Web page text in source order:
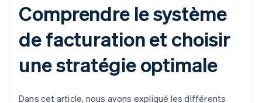
Comprendre le système
de facturation et choisir
une stratégie optimale
Dans cet article, nous avons expliqué les différents